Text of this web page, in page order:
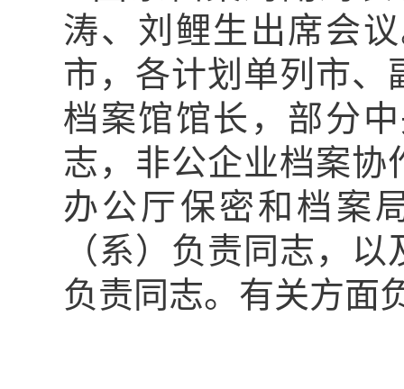
涛、刘鲤生出席会
市，各计划单列市、
档案馆馆长，部分
志，非公企业档案协
办公厅保密和档案
（系）负责同志，
负责同志。有关方面